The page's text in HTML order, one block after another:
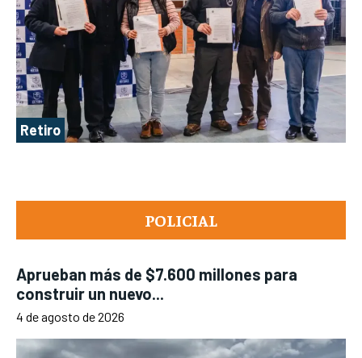
POLICIAL
Aprueban más de $7.600 millones para
construir un nuevo...
4 de agosto de 2026
Retiro